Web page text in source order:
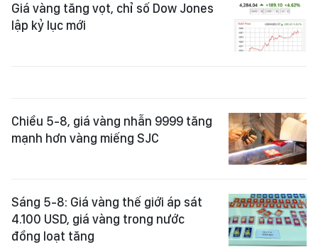
Giá vàng tăng vọt, chỉ số Dow Jones
lập kỷ lục mới
Chiều 5-8, giá vàng nhẫn 9999 tăng
mạnh hơn vàng miếng SJC
Sáng 5-8: Giá vàng thế giới áp sát
4.100 USD, giá vàng trong nước
đồng loạt tăng